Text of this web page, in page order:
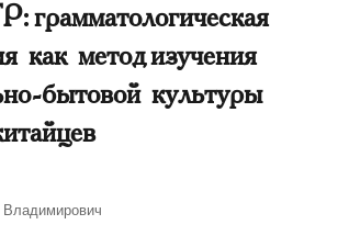
грамматологическая
как метод изучения
бытовой культуры